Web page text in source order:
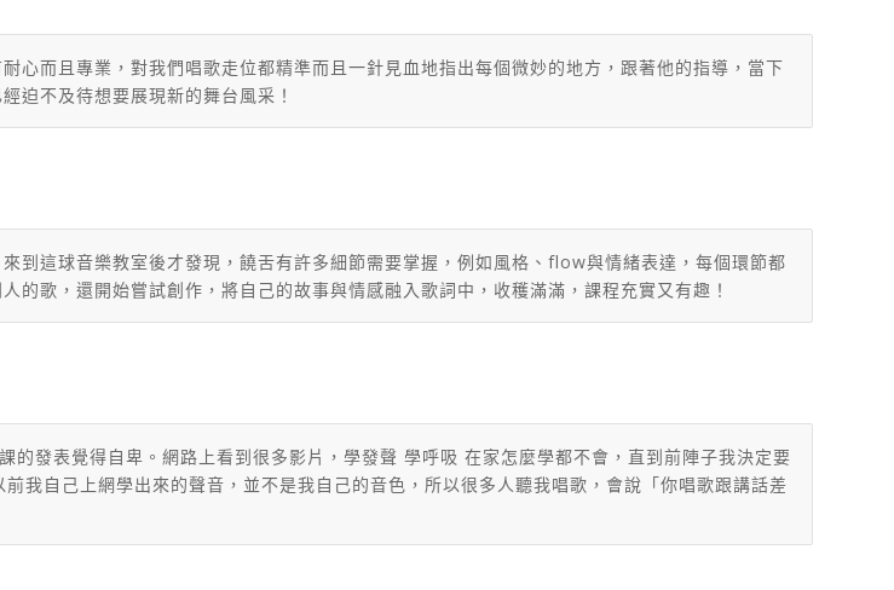
心而且專業， 對我們唱歌走位都精準而且一針見血地指出每個微妙的地方， 跟著他的指導，當下
迫不及待想要展現新的舞台風采！
到這球音樂教室後才發現，饒舌有許多細節需要掌握，例如風格、flow與情緒表達，每個環節都
歌，還開始嘗試創作，將自己的故事與情感融入歌詞中，收穫滿滿，課程充實又有趣！
的發表覺得自卑。網路上看到很多影片， 學發聲 學呼吸 在家怎麼學都不會，直到前陣子我決定要
前我自己上網學出來的聲音，並不是我自己的音色， 所以很多人聽我唱歌，會說「你唱歌跟講話差